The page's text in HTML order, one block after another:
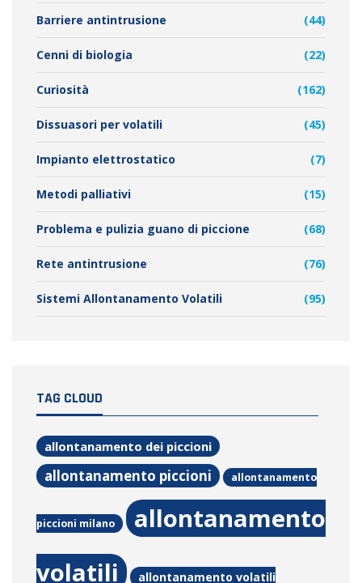
Barriere antintrusione (44)
Cenni di biologia (22)
Curiosità (162)
Dissuasori per volatili (45)
Impianto elettrostatico (7)
Metodi palliativi (15)
Problema e pulizia guano di piccione (68)
Rete antintrusione (76)
Sistemi Allontanamento Volatili (95)
TAG CLOUD
allontanamento dei piccioni
allontanamento piccioni allontanamento
piccioni milano
allontanamento
volatili
allontanamento volatili